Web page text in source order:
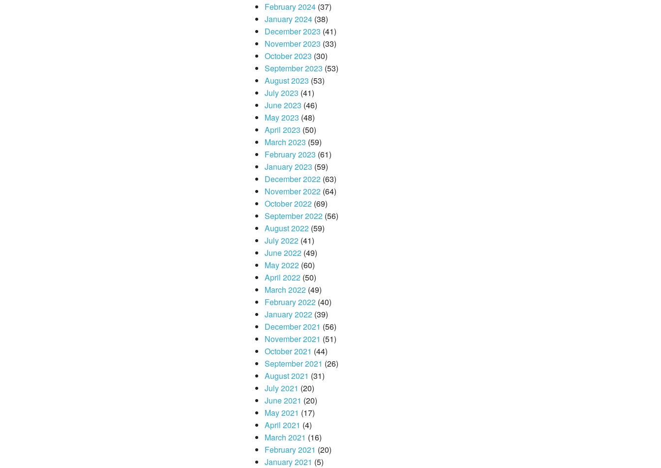
February 2024(37)
January 2024(38)
December 2023 (41)
November 2023 (33)
October 2023 (30)
September 2023 (53)
August 2023 (53)
July 2023 (41)
June 2023 (46)
May 2023 (48)
April 2023 (50)
March 2023 (59)
February 2023 (61)
January 2023 (59)
December 2022(63)
November 2022(64)
October 2022(69)
September 2022(56)
August 2022(59)
July 2022(41)
June 2022(49)
May 2022(60)
April 2022(50)
March 2022(49)
February 2022(40)
January 2022(39)
December 2021 (56)
November 2021 (51)
October 2021 (44)
September 2021 (26)
August 2021 (31)
July 2021 (20)
June 2021 (20)
May 2021 (17)
April 2021 (4)
March 2021 (16)
February 2021 (20)
January 2021 (5)